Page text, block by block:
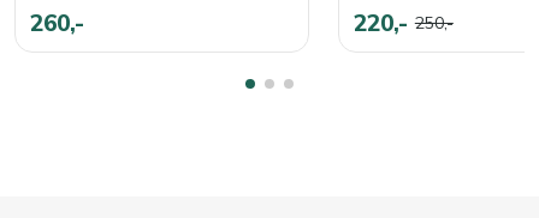
Mit der richtigen Pflege – regelmäßiges Reinigen und das
Auftragen einer Schutzschicht – bleibt Ihr Gartentisch
260,- 220,- 250,-